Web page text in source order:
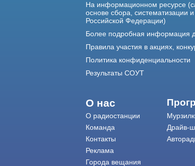
На информационном ресурсе
основе сбора, систематизации
Российской Федерации)
Более подробная информация
Правила участия в акциях,
Политика конфиденциальности
Результаты СОУТ
О нас
О радиостанции
Команда
Контакты
Реклама
Города вещания
Драйв-